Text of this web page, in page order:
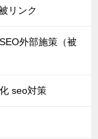
リンク
外部施策（被
seo対策